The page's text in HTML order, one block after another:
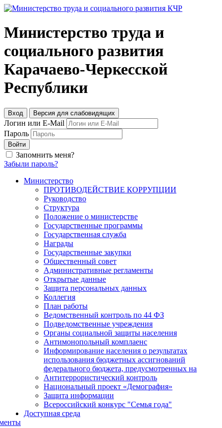
Министерство труда и
социального развития
Карачаево-Черкесской
Республики
Вход Версия для слабовидящих
Логин или E-Mail
Пароль
Войти
Запомнить меня?
Забыли пароль?
Министерство
ПРОТИВОДЕЙСТВИЕ КОРРУПЦИИ
Руководство
Структура
Положение о министерстве
Государственные программы
Государственная служба
Награды
Государственные закупки
Общественный совет
Административные регламенты
Открытые данные
Защита персональных данных
Коллегия
План работы
Ведомственный контроль по 44 ФЗ
Подведомственные учреждения
Органы социальной защиты населения
Антимонопольный комплаенс
Информирование населения о результатах
использования бюджетных ассигнований
федерального бюджета, предусмотренных на
Антитеррористический контроль
Национальный проект «Демография»
Защита информации
Всероссийский конкурс "Семья года"
Доступная среда